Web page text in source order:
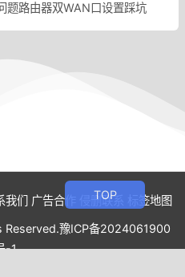
题路由器双WAN口设置踩坑
我们 广告合作 侵删联系 标签地图
Reserved.豫ICP备2024061900
-1